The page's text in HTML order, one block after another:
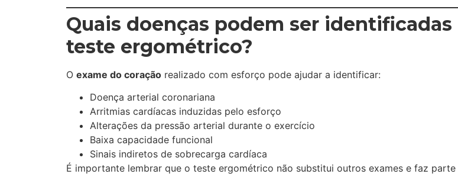
Quais doenças podem ser identificadas
teste ergométrico?
O exame do coração realizado com esforço pode ajudar a identificar:
Doença arterial coronariana
Arritmias cardíacas induzidas pelo esforço
Alterações da pressão arterial durante o exercício
Baixa capacidade funcional
Sinais indiretos de sobrecarga cardíaca
É importante lembrar que o teste ergométrico não substitui outros exames e faz parte